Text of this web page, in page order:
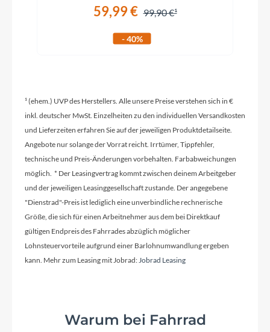
Shimano 105 7100, BSA, 50/35
Shimano 105 7100, 11-36, 12-speed
Lenker
Vision Trimax Compact TT Alloy
Farbe
Vorderrad Nabe
59,99 € 99,90 €
- 40%
¹ (ehem.) UVP des Herstellers. Alle unsere Preise verstehen sich in €
inkl. deutscher MwSt. Einzelheiten zu den individuellen Versandkosten
und Lieferzeiten erfahren Sie auf der jeweiligen Produktdetailseite.
Angebote nur solange der Vorrat reicht. Irrtümer, Tippfehler,
technische und Preis-Änderungen vorbehalten. Farbabweichungen
möglich. * Der Leasingvertrag kommt zwischen deinem Arbeitgeber
und der jeweiligen Leasinggesellschaft zustande. Der angegebene
"Dienstrad"-Preis ist lediglich eine unverbindliche rechnerische
Größe, die sich für einen Arbeitnehmer aus dem bei Direktkauf
gültigen Endpreis des Fahrrades abzüglich möglicher
Lohnsteuervorteile aufgrund einer Barlohnumwandlung ergeben
kann. Mehr zum Leasing mit Jobrad:Jobrad Leasing
Warum bei Fahrrad